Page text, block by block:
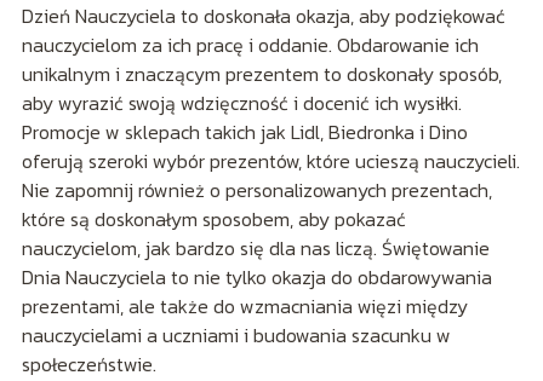
Dzień Nauczyciela to doskonała okazja, aby podziękować
nauczycielom za ich pracę i oddanie. Obdarowanie ich
unikalnym i znaczącym prezentem to doskonały sposób,
aby wyrazić swoją wdzięczność i docenić ich wysiłki.
Promocje w sklepach takich jak Lidl, Biedronka i Dino
oferują szeroki wybór prezentów, które ucieszą nauczycieli.
Nie zapomnij również o personalizowanych prezentach,
które są doskonałym sposobem, aby pokazać
nauczycielom, jak bardzo się dla nas liczą. Świętowanie
Dnia Nauczyciela to nie tylko okazja do obdarowywania
prezentami, ale także do wzmacniania więzi między
nauczycielami a uczniami i budowania szacunku w
społeczeństwie.